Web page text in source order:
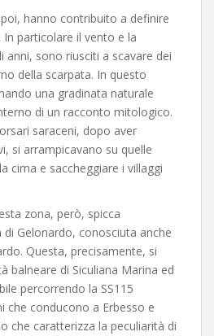
hanno contribuito a definire
particolare il vento e la
anni, sono riusciti a scavare dei
della scarpata. In questo
una gradinata naturale
di un racconto mitologico.
saraceni, dopo aver
si arrampicavano su quelle
cima e saccheggiare i villaggi
zona, però, spicca
Gelonardo, conosciuta anche
Questa, precisamente, si
balneare di Siculiana Marina ed
percorrendo la SS115
che conducono a Erbesso e
che caratterizza la peculiarità di